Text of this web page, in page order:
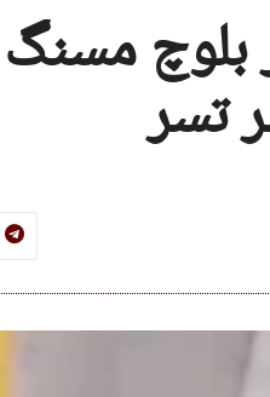
مسنگ
تسر